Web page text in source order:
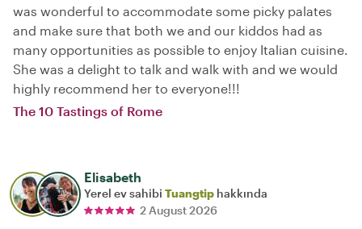
was wonderful to accommodate some picky palates
and make sure that both we and our kiddos had as
many opportunities as possible to enjoy Italian cuisine.
She was a delight to talk and walk with and we would
highly recommend her to everyone!!!
The 10 Tastings of Rome
Elisabeth
Yerel ev sahibi Tuangtip hakkında
2 August 2026